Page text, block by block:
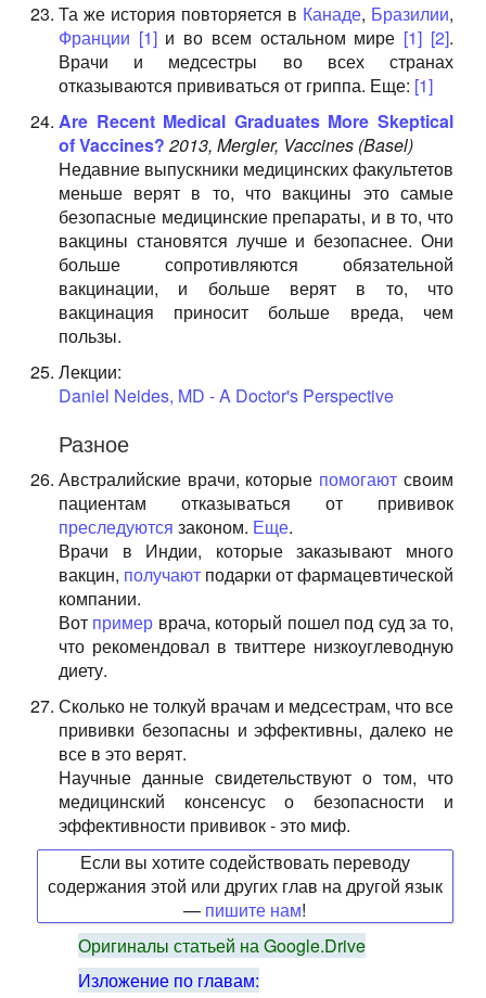
Та же история повторяется в Канаде, Бразилии,
Франции [1]и во всем остальном мире [1] [2].
Врачи и медсестры во всех странах
отказываются прививаться от гриппа. Еще: [1]
Are Recent Medical Graduates More Skeptical
of Vaccines? 2013, Mergler, Vaccines (Basel)
Недавние выпускники медицинских факультетов
меньше верят в то, что вакцины это самые
безопасные медицинские препараты, и в то, что
вакцины становятся лучше и безопаснее. Они
больше сопротивляются обязательной
вакцинации, и больше верят в то, что
вакцинация приносит больше вреда, чем
пользы.
Лекции:
Daniel Neides, MD - A Doctor's Perspective
Разное
Австралийские врачи, которые помогают своим
пациентам отказываться от прививок
преследуются законом. Еще.
Врачи в Индии, которые заказывают много
вакцин, получаютподарки от фармацевтической
компании.
Вот пример врача, который пошел под суд за то,
что рекомендовал в твиттере низкоуглеводную
диету.
Сколько не толкуй врачам и медсестрам, что все
прививки безопасны и эффективны, далеко не
все в это верят.
Научные данные свидетельствуют о том, что
медицинский консенсус о безопасности и
эффективности прививок - это миф.
Если вы хотите содействовать переводу
содержания этой или других глав на другой язык
— пишите нам!
Оригиналы статьей на Google.Drive
Изложение по главам: